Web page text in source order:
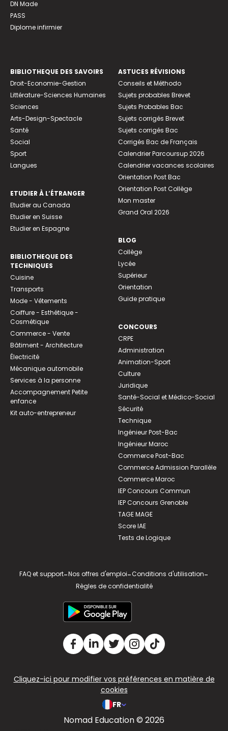
DN Made
PASS
Diplome infirmier
BIBLIOTHEQUE DES SAVOIRS
Droit-Economie-Gestion
Littérature-Sciences Humaines
Sciences
Arts-Design-Spectacle
Santé
Social
Sport
Langues
ETUDIER À L’ÉTRANGER
Etudier au Canada
Etudier en Suisse
Etudier en Espagne
BIBLIOTHEQUE DES
TECHNIQUES
Cuisine
Transports
Mode - Vêtements
Coiffure - Esthétique -
Cosmétique
Commerce - Vente
Bâtiment - Architecture
Électricité
Mécanique automobile
Services à la personne
Accompagnement Petite
enfance
Kit auto-entrepreneur
ASTUCES RÉVISIONS
Conseils et Méthodo
Sujets probables Brevet
Sujets Probables Bac
Sujets corrigés Brevet
Sujets corrigés Bac
Corrigés Bac de Français
Calendrier Parcoursup 2026
Calendrier vacances scolaires
Orientation Post Bac
Orientation Post Collège
Mon master
Grand Oral 2026
BLOG
Collège
Lycée
Supérieur
Orientation
Guide pratique
CONCOURS
CRPE
Administration
Animation-Sport
Culture
Juridique
Santé-Social et Médico-Social
Sécurité
Technique
Ingénieur Post-Bac
Ingénieur Maroc
Commerce Post-Bac
Commerce Admission Parallèle
Commerce Maroc
IEP Concours Commun
IEP Concours Grenoble
TAGE MAGE
Score IAE
Tests de Logique
FAQ et support-Nos offres d'emploi-Conditions d'utilisation-
Règles de confidentialité
Cliquez-ici pour modifier vos préférences en matière de
cookies
FR
Nomad Education © 2026